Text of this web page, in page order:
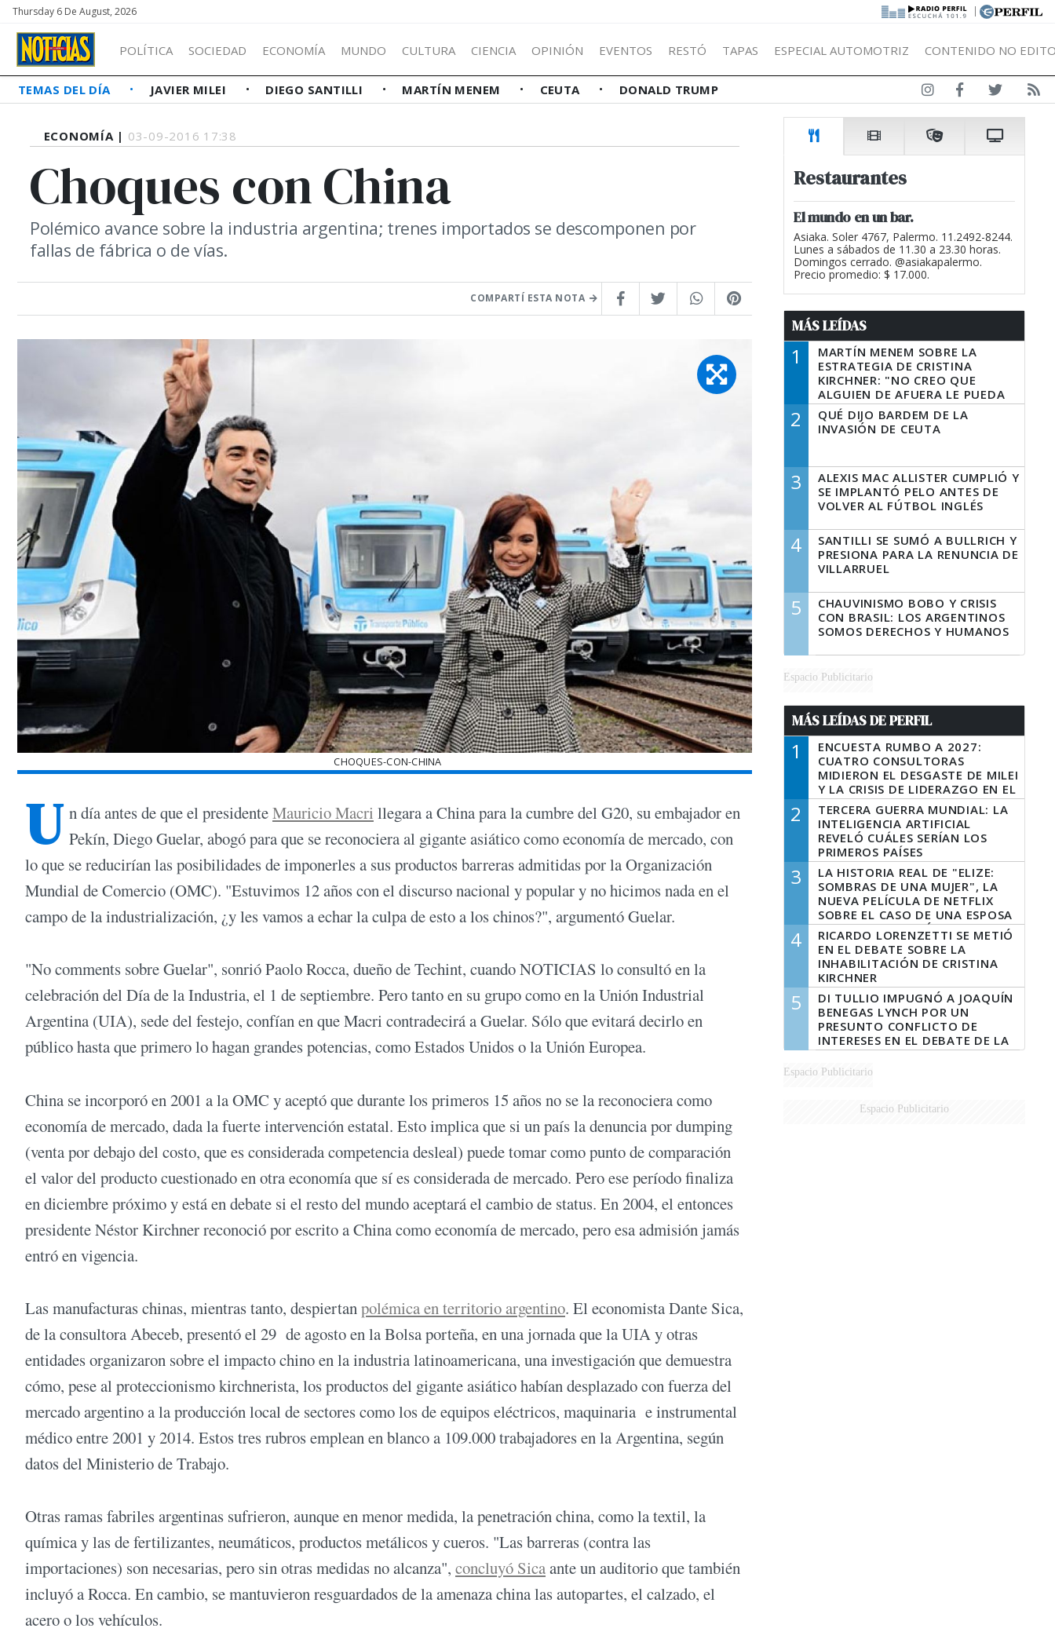
Thursday 6 De August, 2026 |
POLÍTICA SOCIEDAD ECONOMÍA MUNDO CULTURA CIENCIA OPINIÓN EVENTOS RESTÓ TAPAS ESPECIAL AUTOMOTRIZ CONTENIDO NO
TEMAS DEL DÍA JAVIER MILEI DIEGO SANTILLI MARTÍN MENEM CEUTA DONALD TRUMP
ECONOMÍA | 03-09-2016 17:38
Choques con China
Polémico avance sobre la industria argentina; trenes importados se descomponen por
fallas de fábrica o de vías.
COMPARTÍ ESTA NOTA
CHOQUES-CON-CHINA
U n día antes de que el presidenteMauricio Macri llegara a China para la cumbre del G20, su embajador en
Pekín, Diego Guelar, abogó para que se reconociera al gigante asiático como economía de mercado, con
lo que se reducirían las posibilidades de imponerles a sus productos barreras admitidas por la Organización
Mundial de Comercio (OMC). "Estuvimos 12 años con el discurso nacional y popular y no hicimos nada en el
campo de la industrialización, ¿y les vamos a echar la culpa de esto a los chinos?", argumentó Guelar.
"No comments sobre Guelar", sonrió Paolo Rocca, dueño de Techint, cuando NOTICIAS lo consultó en la
celebración del Día de la Industria, el 1 de septiembre. Pero tanto en su grupo como en la Unión Industrial
Argentina (UIA), sede del festejo, confían en que Macri contradecirá a Guelar. Sólo que evitará decirlo en
público hasta que primero lo hagan grandes potencias, como Estados Unidos o la Unión Europea.
China se incorporó en 2001 a la OMC y aceptó que durante los primeros 15 años no se la reconociera como
economía de mercado, dada la fuerte intervención estatal. Esto implica que si un país la denuncia por dumping
(venta por debajo del costo, que es considerada competencia desleal) puede tomar como punto de comparación
el valor del producto cuestionado en otra economía que sí es considerada de mercado. Pero ese período finaliza
en diciembre próximo y está en debate si el resto del mundo aceptará el cambio de status. En 2004, el entonces
presidente Néstor Kirchner reconoció por escrito a China como economía de mercado, pero esa admisión jamás
entró en vigencia.
Las manufacturas chinas, mientras tanto, despiertanpolémica en territorio argentino. El economista Dante Sica,
de la consultora Abeceb, presentó el 29 de agosto en la Bolsa porteña, en una jornada que la UIA y otras
entidades organizaron sobre el impacto chino en la industria latinoamericana, una investigación que demuestra
cómo, pese al proteccionismo kirchnerista, los productos del gigante asiático habían desplazado con fuerza del
mercado argentino a la producción local de sectores como los de equipos eléctricos, maquinaria e instrumental
médico entre 2001 y 2014. Estos tres rubros emplean en blanco a 109.000 trabajadores en la Argentina, según
datos del Ministerio de Trabajo.
Otras ramas fabriles argentinas sufrieron, aunque en menor medida, la penetración china, como la textil, la
química y las de fertilizantes, neumáticos, productos metálicos y cueros. "Las barreras (contra las
importaciones) son necesarias, pero sin otras medidas no alcanza", concluyó Sicaante un auditorio que también
incluyó a Rocca. En cambio, se mantuvieron resguardados de la amenaza china las autopartes, el calzado, el
acero o los vehículos.
Restaurantes
El mundo en un bar.
Asiaka. Soler 4767, Palermo. 11.2492-8244.
Lunes a sábados de 11.30 a 23.30 horas.
Domingos cerrado. @asiakapalermo.
Precio promedio: $ 17.000.
MÁS LEÍDAS
1
MARTÍN MENEM SOBRE LA
ESTRATEGIA DE CRISTINA
KIRCHNER: "NO CREO QUE
ALGUIEN DE AFUERA LE PUEDA
DECIR A LA JUSTICIA LO QUE
TIENE QUE HACER"
2
QUÉ DIJO BARDEM DE LA
INVASIÓN DE CEUTA
3
ALEXIS MAC ALLISTER CUMPLIÓ Y
SE IMPLANTÓ PELO ANTES DE
VOLVER AL FÚTBOL INGLÉS
4
SANTILLI SE SUMÓ A BULLRICH Y
PRESIONA PARA LA RENUNCIA DE
VILLARRUEL
5
CHAUVINISMO BOBO Y CRISIS
CON BRASIL: LOS ARGENTINOS
SOMOS DERECHOS Y HUMANOS
Espacio Publicitario
MÁS LEÍDAS DE PERFIL
1
ENCUESTA RUMBO A 2027:
CUATRO CONSULTORAS
MIDIERON EL DESGASTE DE MILEI
Y LA CRISIS DE LIDERAZGO EN EL
PERONISMO
2
TERCERA GUERRA MUNDIAL: LA
INTELIGENCIA ARTIFICIAL
REVELÓ CUÁLES SERÍAN LOS
PRIMEROS PAÍSES
LATINOAMERICANOS EN SER
DERROTADOS
3
LA HISTORIA REAL DE "ELIZE:
SOMBRAS DE UNA MUJER", LA
NUEVA PELÍCULA DE NETFLIX
SOBRE EL CASO DE UNA ESPOSA
QUE DESCUARTIZÓ A SU
MARIDO
4
RICARDO LORENZETTI SE METIÓ
EN EL DEBATE SOBRE LA
INHABILITACIÓN DE CRISTINA
KIRCHNER
5
DI TULLIO IMPUGNÓ A JOAQUÍN
BENEGAS LYNCH POR UN
PRESUNTO CONFLICTO DE
INTERESES EN EL DEBATE DE LA
LEY DE TIERRAS
Espacio Publicitario
Espacio Publicitario